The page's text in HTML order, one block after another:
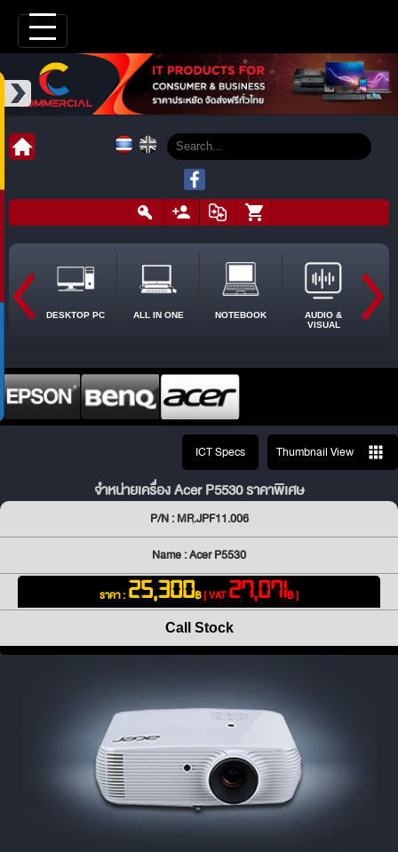
DESKTOP PC ALL IN ONE NOTEBOOK
AUDIO &
VISUAL
ICT Specs Thumbnail View
จำหน่ายเครื่อง Acer P5530 ราคาพิเศษ
P/N : MR.JPF11.006
Name : Acer P5530
ราคา : 25,300฿[ VAT27,071฿ ]
Call Stock